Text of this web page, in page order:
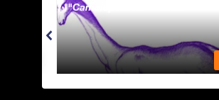
Camelopardalis - Kirahvi